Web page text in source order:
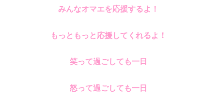
みんなオマエを応援するよ！
もっともっと応援してくれるよ！
笑って過ごしても一日
怒って過ごしても一日